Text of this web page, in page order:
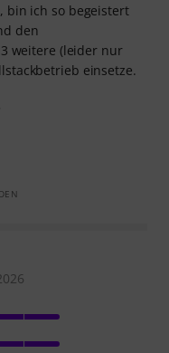
bin ich so begeistert
den
weitere (leider nur
einsetze.